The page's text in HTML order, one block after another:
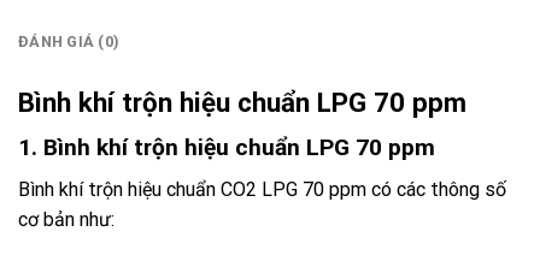
ĐÁNH GIÁ (0)
Bình khí trộn hiệu chuẩn LPG 70 ppm
1. Bình khí trộn hiệu chuẩn LPG 70 ppm
Bình khí trộn hiệu chuẩn CO2 LPG 70 ppm có các thông số
cơ bản như: